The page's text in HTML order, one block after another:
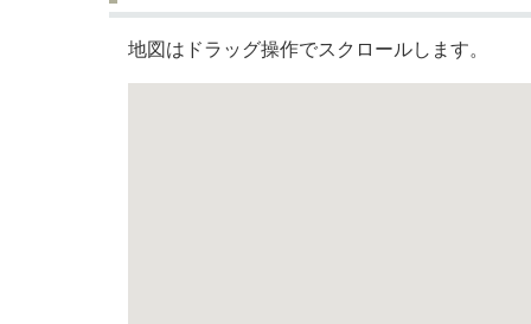
地図はドラッグ操作でスクロールします。